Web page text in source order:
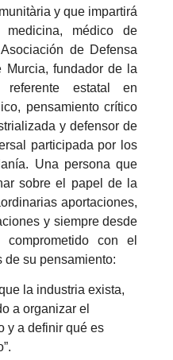
y que impartirá
médico de
de Defensa
fundador de la
referente estatal en
pensamiento crítico
y defensor de
participada por los
Una persona que
sobre el papel de la
aportaciones,
y siempre desde
con el
de su pensamiento:
la industria exista,
a organizar el
y a definir qué es